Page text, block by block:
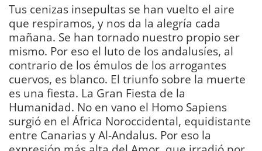
Tus cenizas insepultas se han vuelto el aire
que respiramos, y nos da la alegría cada
mañana. Se han tornado nuestro propio ser
mismo. Por eso el luto de los andalusíes, al
contrario de los émulos de los arrogantes
cuervos, es blanco. El triunfo sobre la muerte
es una fiesta. La Gran Fiesta de la
Humanidad. No en vano el Homo Sapiens
surgió en el África Noroccidental, equidistante
entre Canarias y Al-Andalus. Por eso la